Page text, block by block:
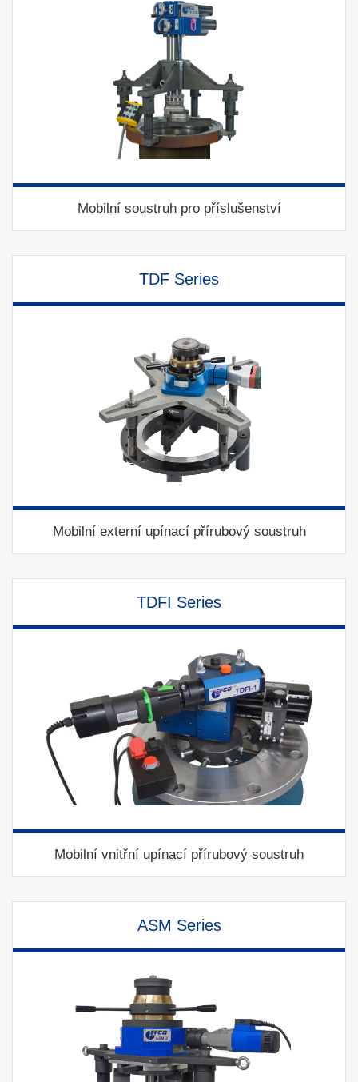
Mobilní soustruh pro příslušenství
TDF Series
Mobilní externí upínací přírubový soustruh
TDFI Series
Mobilní vnitřní upínací přírubový soustruh
ASM Series